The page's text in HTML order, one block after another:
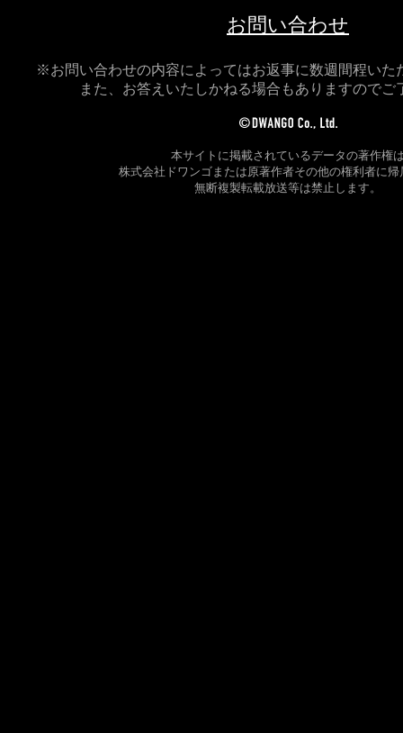
お問い合わせ
※お問い合わせの内容によってはお返事に数週間程いた
また、お答えいたしかねる場合もありますのでご
本サイトに掲載されているデータの著作権
株式会社ドワンゴまたは原著作者その他の権利者に帰
無断複製転載放送等は禁止します。